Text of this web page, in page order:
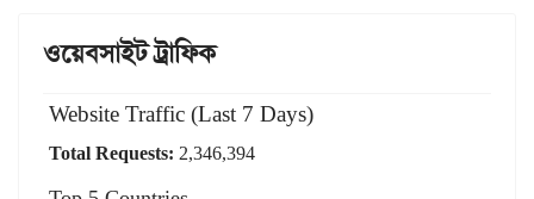
ওয়েবসাইট ট্রাফিক
Website Traffic (Last 7 Days)
Total Requests: 2,346,394